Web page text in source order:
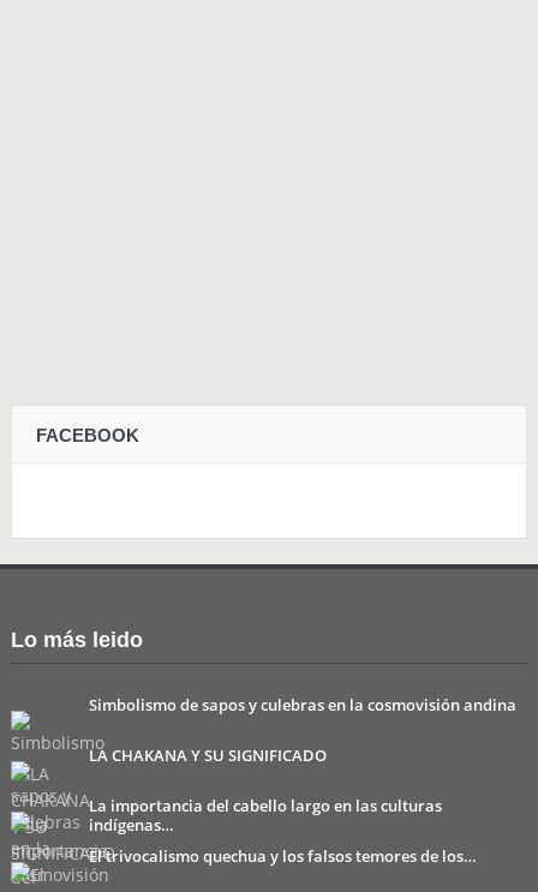
FACEBOOK
Lo más leido
Simbolismo de sapos y culebras en la cosmovisión andina
LA CHAKANA Y SU SIGNIFICADO
La importancia del cabello largo en las culturas
indígenas…
El trivocalismo quechua y los falsos temores de los…